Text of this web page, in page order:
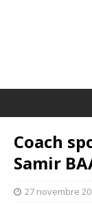
Coach
Samir
27 novembre